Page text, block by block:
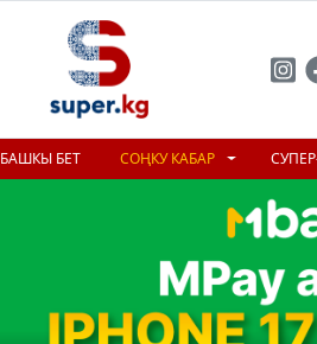
БАШКЫ БЕТ СОҢКУ КАБАР